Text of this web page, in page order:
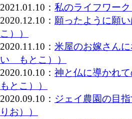
2021.01.10： 私のライフワー
2020.12.10： 願ったように願
こ））
2020.11.10： 米屋のお嫁さん
い もとこ））
2020.10.10： 神と仏に導かれ
もとこ））
2020.09.10： ジェイ農園の目
りお））